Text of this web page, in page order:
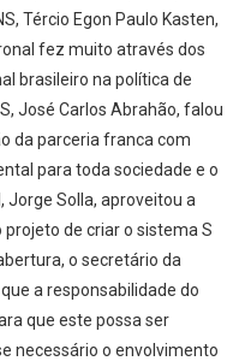
Tércio Egon Paulo Kasten,
fez muito através dos
brasileiro na política de
José Carlos Abrahão, falou
da parceria franca com
para toda sociedade e o
Jorge Solla, aproveitou a
de criar o sistema S
o secretário da
a responsabilidade do
que este possa ser
necessário o envolvimento